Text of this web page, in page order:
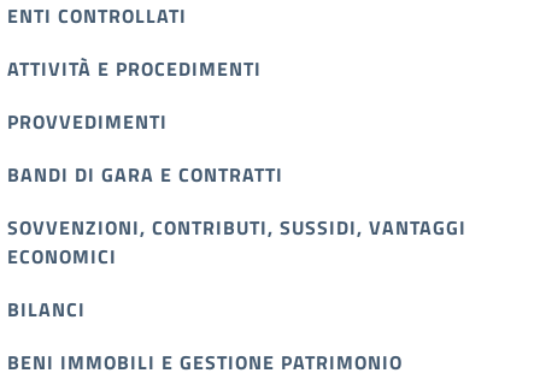
ENTI CONTROLLATI
ATTIVITÀ E PROCEDIMENTI
PROVVEDIMENTI
BANDI DI GARA E CONTRATTI
SOVVENZIONI, CONTRIBUTI, SUSSIDI, VANTAGGI
ECONOMICI
BILANCI
BENI IMMOBILI E GESTIONE PATRIMONIO